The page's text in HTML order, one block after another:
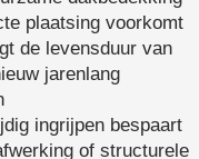
plaatsing voorkomt
de levensduur van
jarenlang
ingrijpen bespaart
of structurele